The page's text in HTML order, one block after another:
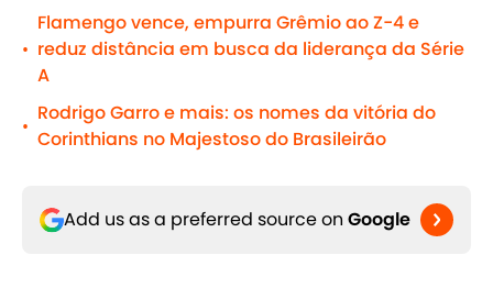
•
Flamengo vence, empurra Grêmio ao Z-4 e
reduz distância em busca da liderança da Série
A
•
Rodrigo Garro e mais: os nomes da vitória do
Corinthians no Majestoso do Brasileirão
Add us as a preferred source on Google